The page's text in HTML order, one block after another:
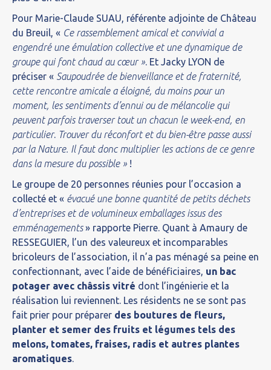
Pour Marie-Claude SUAU, référente adjointe de Château
du Breuil, « Ce rassemblement amical et convivial a
engendré une émulation collective et une dynamique de
groupe qui font chaud au cœur ». Et Jacky LYON de
préciser « Saupoudrée de bienveillance et de fraternité,
cette rencontre amicale a éloigné, du moins pour un
moment, les sentiments d’ennui ou de mélancolie qui
peuvent parfois traverser tout un chacun le week-end, en
particulier. Trouver du réconfort et du bien-être passe aussi
par la Nature. Il faut donc multiplier les actions de ce genre
dans la mesure du possible » !
Le groupe de 20 personnes réunies pour l’occasion a
collecté et « évacué une bonne quantité de petits déchets
d’entreprises et de volumineux emballages issus des
emménagements» rapporte Pierre. Quant à Amaury de
RESSEGUIER, l’un des valeureux et incomparables
bricoleurs de l’association, il n’a pas ménagé sa peine en
confectionnant, avec l’aide de bénéficiaires, un bac
potager avec châssis vitré dont l’ingénierie et la
réalisation lui reviennent. Les résidents ne se sont pas
fait prier pour préparer des boutures de fleurs,
planter et semer des fruits et légumes tels des
melons, tomates, fraises, radis et autres plantes
aromatiques.